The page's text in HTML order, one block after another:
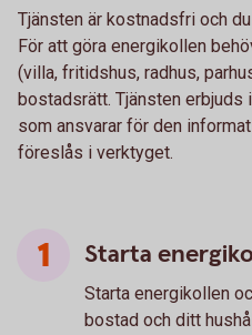
Tjänsten är kostnadsfri och
För att göra energikollen
(villa, fritidshus, radhus,
bostadsrätt. Tjänsten erbjuds
som ansvarar för den
föreslås i verktyget.
Starta
Starta energikollen
bostad och ditt